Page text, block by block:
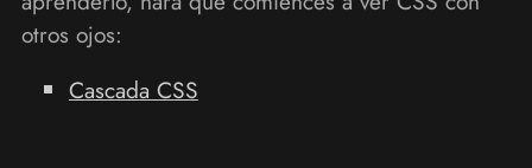
otros ojos:
Cascada CSS